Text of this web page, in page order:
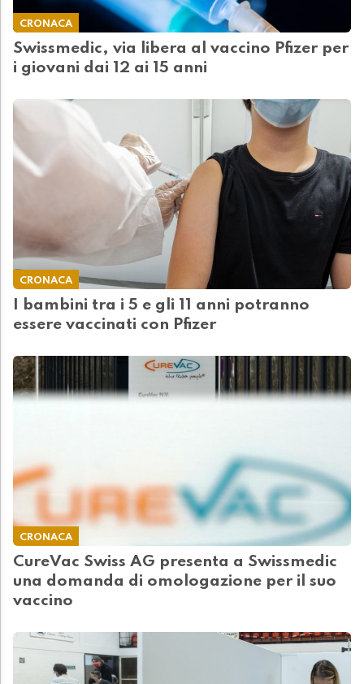
CRONACA
Swissmedic, via libera al vaccino Pfizer per
i giovani dai 12 ai 15 anni
CRONACA
I bambini tra i 5 e gli 11 anni potranno
essere vaccinati con Pfizer
CRONACA
CureVac Swiss AG presenta a Swissmedic
una domanda di omologazione per il suo
vaccino